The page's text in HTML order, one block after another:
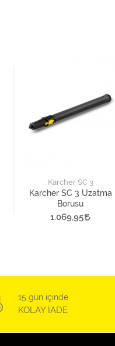
Karcher SC 3
Karcher SC 3 Uzatma
Borusu
1.069,95
15 gün içinde
KOLAY İADE